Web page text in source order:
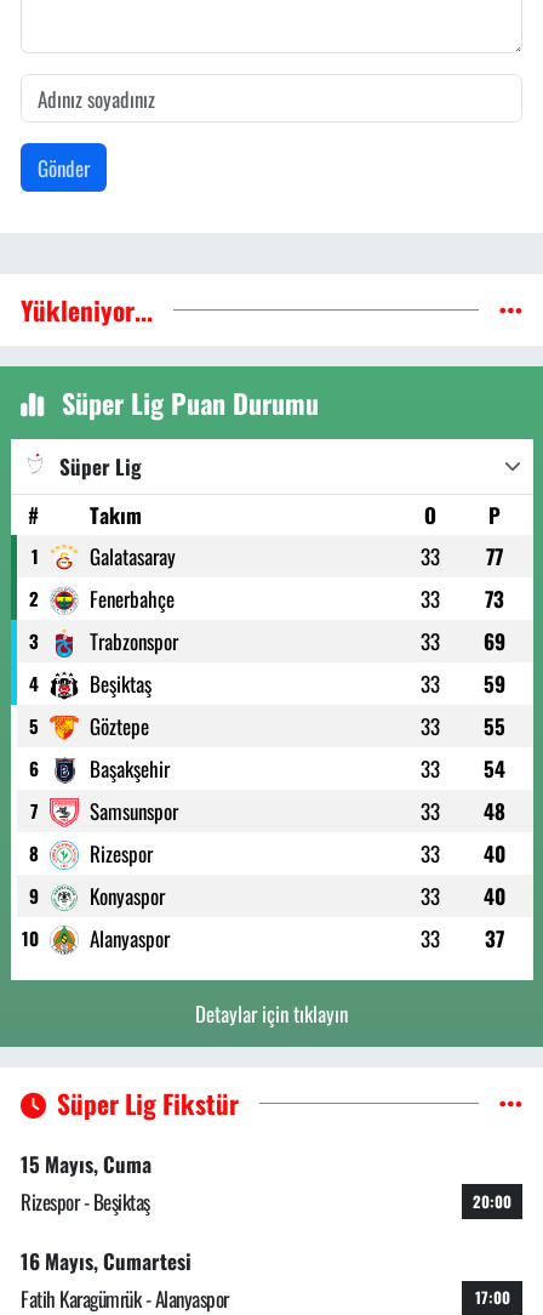
Gönder
Yükleniyor...
Süper Lig Puan Durumu
Süper Lig
#
Takım O P
1 Galatasaray 33 77
2 Fenerbahçe 33 73
3 Trabzonspor 33 69
4 Beşiktaş 33 59
5 Göztepe 33 55
6 Başakşehir 33 54
7 Samsunspor 33 48
8 Rizespor 33 40
9 Konyaspor 33 40
10 Alanyaspor 33 37
Detaylar için tıklayın
Süper Lig Fikstür
15 Mayıs, Cuma
Rizespor - Beşiktaş
20:00
16 Mayıs, Cumartesi
Fatih Karagümrük - Alanyaspor
17:00